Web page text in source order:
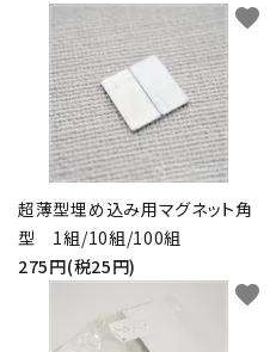
超薄型埋め込み用マグネット角
型 1組/10組/100組
275円(税25円)
favorite
favorite